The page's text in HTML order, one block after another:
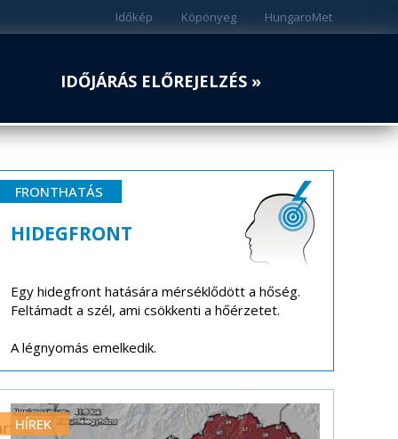
HungaroMet
Köpönyeg
Időkép
IDŐJÁRÁS ELŐREJELZÉS »
FRONTHATÁS
HIDEGFRONT
Egy hidegfront hatására mérséklődött a hőség.
Feltámadt a szél, ami csökkenti a hőérzetet.
A légnyomás emelkedik.
HÍREK